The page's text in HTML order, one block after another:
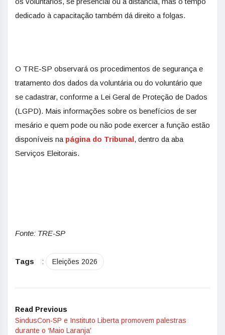
dedicado à capacitação também dá direito a folgas.
O TRE-SP observará os procedimentos de segurança e
tratamento dos dados da voluntária ou do voluntário que
se cadastrar, conforme a Lei Geral de Proteção de Dados
(LGPD). Mais informações sobre os benefícios de ser
mesário e quem pode ou não pode exercer a função estão
disponíveis na página do Tribunal, dentro da aba
Serviços Eleitorais.
Fonte: TRE-SP
Tags : Eleições 2026
Read Previous
SindusCon-SP e Instituto Liberta promovem palestras
durante o ‘Maio Laranja’